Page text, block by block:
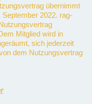
übernimmt
2022. rag-
Mitglied wird in
sich jederzeit
dem Nutzungsvertrag